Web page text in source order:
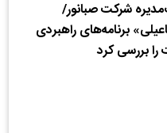
شرکت صبانور/
برنامه‌های راهبردی
بررسی کرد